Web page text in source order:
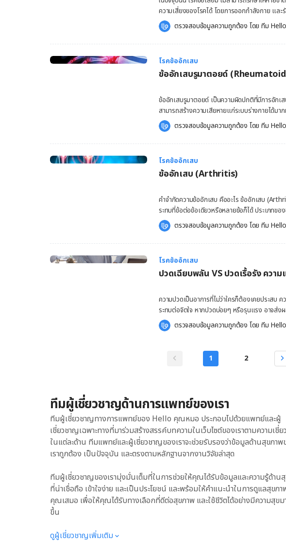
นิ้วหัวแม่มือทำมุม 90 องศากับนิ้วอื่นๆ จากนั้น งอข้
สองสามวินาที แล้วกางออก ทำแบบเดียวกันกับนิ้
บริหาร 3: งอนิ้วหัวแม่มือ ขั้นแรก ให้เริ่มต้นด้วยท่
ความเสี่ยงของโรคได้ โดยการออกกำลังกาย แล
ช่วยชะลอการลุกลาม และบรรเทาอาการปวด อีกทั้
วันนี้ Hello คุณหมอ จะพาคุณไปรู้จักโรคข้อเสื่อมนี้
เกิด โรคข้อเสื่อม โรคข้อเสื่อม (Osteoarthritis)
พบได้มากที่สุด ซึ่งส่งผลต่อผู้คนหลายล้านคนทั่วโล
ไป และสามารถส่งผลได้ทั้งกับข้อต่อที่มือ เข่า สะ
กระดูกอ่อนเสียหาย กระดูกจะเริ่มเสียดสีกัน การ
เคลื่อนไหวได้ไม่สะดวก บางครั้งโรคข้อเสื่อมก็อาจ
ต่อ ได้แก่ อายุที่มากขึ้น โรคอ้วน และการบาดเจ็บ
ทำให้การเคลื่อนที่ของข้อต่อมีแรงเสียนทานน้อยม
เกิด โรคข้อเสื่อม มีปัจจัยหลายประการที่อาจเพิ่มความเสี่ยงข
น้ำหนักที่มากเกินไป สามารถทำให้มีแรงกดเพิ่มขึ้น
ตรวจสอบข้อมูลความถูกต้อง โดย ทีม
โรคข้ออักเสบ
ข้ออักเสบรูมาตอยด์
ข้ออักเสบรูมาตอยด์ เป็นความผิดปกติที่มีการอัก
สามารถสร้างความเสียหายแก่ระบบร่างกายได้ม
ข้ออักเสบรูมาตอยด์ (Rheumatoid arthritis) เป็
มากกว่าเพียงข้อต่อ ในผู้ป่วยบางราย ภาวะนี้สามา
เช่น ผิวหนัง ดวงตา ปอด หัวใจ หลอดเลือด ข้อ
disorder) เกิดขึ้นเมื่อระบบภูมิคุ้มกันต้านเนื่อเยื่อใ
แปลกปลอม ข้ออักเสบรูมาตอยด์แตกต่างจากความ
ปวดบวม ที่ค่อยๆ ทำให้เกิดกระดูกผุ (bone
อักเสบที่สัมพันธ์กับโรคข้ออักเสบรูมาตอยด์ สามา
การคิดค้นยาชนิดใหม่ๆ ที่ทำให้สามารถรักษาข้ออั
มาตอยด์ก็ยังเสี่ยงพิการได้ ข้ออักเสบรูมาตอยด์พบบ่อยแค่ไหน ข้ออักเสบรูมาตอยด์พบได้ทั่วไป
ข้อต่อกดเจ็บ อุ่น และบวม ปวดแน่นที่ข้อต่อ ซึ่งมักมี
เคลื่อนไหวร่างกาย อ่อนเพลีย มีไข้ และน้ำหนัดลด ข้ออักเสบรูมาตอยด์ในระยะเริ่มแรกมักส่งผลต่อ
ต่างๆ มักแพร่กระจายไปยังข้อมือ เข่า ข้อเท้า […]
ตรวจสอบข้อมูลความถูกต้อง โดย ทีม
โรคข้ออักเสบ
ข้ออักเสบ (Arthritis)
คำจำกัดความข้ออักเสบ คืออะไร ข้ออักเสบ
ระทบที่ข้อต่อข้อเดียวหรือหลายข้อก็ได้ ประเภทข
(osteoarthritis หรือ OA) และข้ออักเสบรูมาตอ
เสื่อม ข้อเสื่อมสามารถส่งผลต่อกระดูกอ่อนตามแนวข้อต่อ ทำให้ผู้ป่วยมีอาการปวดและเคลื่อนไหว
ร่างกายได้ยาก ในภาวะที่รุนแรง การสูญเสียกระ
ได้แก่ ข้อต่อมือ กระดูกสันหลัง เข่า และสะโพก ข้อ
โดยเฉพาะในช่วงอายุ 40 ตอนปลายหรือมากกว่า ข้ออักเสบรูมาตอยด์ ข้ออักเสบประเภทนี้พบมากใน
แล้วการอักเสบลุกลามไปยังข้อต่อโดยรอบ หาก
เปลี่ยนแปลงไป ภาวะนี้อาจทำให้กระดูกและกระ
ตอยด์ยังสามารถมีอาการผิดปกติต่างๆ ที่เนื้อเยื่อ
ข้ออักเสบค่อนข้างพบได้ทั่วไป มักส่งผลต่อผู้หญิงไ
เด็ก (juvenile idiopathic arthritis) อย่างไรก็ดี
เสี่ยง โปรดปรึกษาแพทย์สำหรับข้อมูลเพิ่มเติม อา
ตรวจสอบข้อมูลความถูกต้อง โดย ทีม
โรคข้ออักเสบ
ปวดเฉียบพลัน VS ปวดเรื้อรัง ควา
ความปวดเป็นอาการที่ไม่ว่าใครก็ต้องเคยประสบ
ระทบต่อจิตใจ หากปวดบ่อยๆ หรือรุนแรง อาจส่ง
อาการปวดนั้นสามารถจำแนกได้หลายวิธี หนึ่งในนั้น
ซึ่งสามารถแบ่งออกได้เป็น 2 ชนิด ได้แก่ ปวดเฉี
อาการปวดที่เกิดขึ้นกะทันหัน รวดเร็วและรุนแรง
เตือนว่าร่างกายเราอาจกำลังได้รับบาดเจ็บ ส่วน
เดือน และจะหายไปเมื่อรักษาโรคหรืออาการบาด
อะไร อาการปวดเรื้อรัง (Chronic pain) คือ อาก
พัฒนามาจากอาการปวดเฉียบพลันที่รักษาแบบไม่ถู
ปวดหายดีแล้ว […]
ตรวจสอบข้อมูลความถูกต้อง โดย ทีม
1 2
ทีมผู้เชี่ยวชาญด้านการแพทย์ของเรา
ทีมผู้เชี่ยวชาญทางการแพทย์ของ Hello คุณหมอ ประกอบไปด้วยแพทย์และผู้
เชี่ยวชาญเฉพาะทางที่มาร่วมสร้างสรรค์บทความในเว็บไซต์ของเราตามความเชี่
ในแต่ละด้าน ทีมแพทย์และผู้เชี่ยวชาญของเราจะช่วยรับรองว่าข้อมูลด้านสุขภาพ
เราถูกต้อง เป็นปัจจุบัน และตรงตามหลักฐานจากงานวิจัยล่าสุด
ทีมผู้เชี่ยวชาญของเรามุ่งมั่นเต็มที่ในการช่วยให้คุณได้รับข้อมูลและความรู้ด้าน
ที่น่าเชื่อถือ เข้าใจง่าย และเป็นประโยชน์ และพร้อมให้คำแนะนำในการดูแลสุขภ
คุณเสมอ เพื่อให้คุณได้รับทางเลือกที่ดีต่อสุขภาพ และใช้ชีวิตได้อย่างมีความสุข
ขึ้น
ดูผู้เชี่ยวชาญเพิ่มเติม